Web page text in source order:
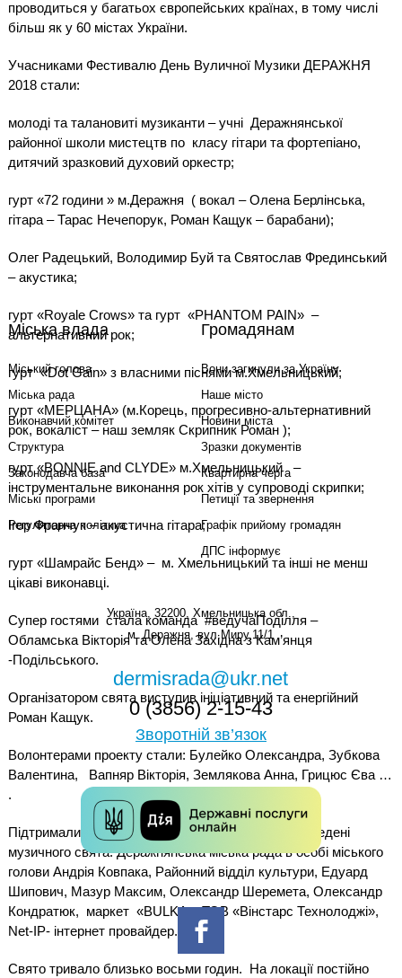
проводиться у багатьох європейських країнах, в тому числі
більш як у 60 містах України.
Учасниками Фестивалю День Вуличної Музики ДЕРАЖНЯ
2018 стали:
молоді та талановиті музиканти – учні Деражнянської
районної школи мистецтв по класу гітари та фортепіано,
дитячий зразковий духовий оркестр;
гурт «72 години » м.Деражня ( вокал – Олена Берлінська,
гітара – Тарас Нечепорук, Роман Кащук – барабани);
Олег Радецький, Володимир Буй та Святослав Фрединський
– акустика;
гурт «Royale Crows» та гурт «PHANTOM PAIN» –
альтернативний рок;
гурт «Dot Gain» з власними піснями м.Хмельницький;
гурт «МЕРЦАНА» (м.Корець, прогресивно-альтернативний
рок, вокаліст – наш земляк Скрипник Роман );
гурт «BONNIE and CLYDE» м.Хмельницький –
інструментальне виконання рок хітів у супроводі скрипки;
Ігор Франчук – акустична гітара;
гурт «Шамрайс Бенд» – м. Хмельницький та інші не менш
цікаві виконавці.
Супер гостями стала команда #ведучаПоділля –
Обламська Вікторія та Олена Західна з Кам’янця
-Подільського.
Організатором свята виступив ініціативний та енергійний
Роман Кащук.
Волонтерами проекту стали: Булейко Олександра, Зубкова
Валентина,
Вапняр Вікторія, Землякова Анна, Грицюс Єва …
.
Підтримали та надали фінансову допомогу у проведені
музичного свята: Деражнянська міська рада в особі міського
голови Андрія Ковпака, Районний відділ культури, Едуард
Шипович, Мазур Максим, Олександр Шеремета, Олександр
Кондратюк, маркет «BULKA», ТОВ «Вінстарс Технолоджі»,
Net-IP- інтернет провайдер.
Свято тривало близько восьми годин. На локації постійно
Міська влада
Міський голова
Міська рада
Виконавчий комітет
Структура
Законодавча база
Міські програми
Регуляторна політика
Громадянам
Вони загинули за Україну
Наше місто
Новини міста
Зразки документів
Квартирна черга
Петиції та звернення
Графік прийому громадян
ДПС інформує
Україна, 32200, Хмельницька обл.,
м. Деражня, вул.Миру,11/1
dermisrada@ukr.net
0 (3856) 2-15-43
Зворотній зв’язок